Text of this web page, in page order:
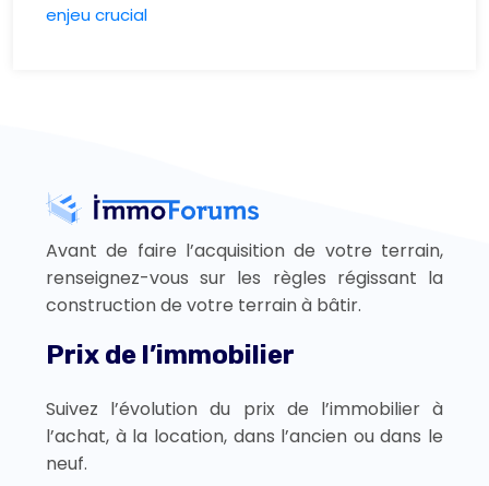
enjeu crucial
Avant de faire l’acquisition de votre terrain,
renseignez-vous sur les règles régissant la
construction de votre terrain à bâtir.
Prix de l’immobilier
Suivez l’évolution du prix de l’immobilier à
l’achat, à la location, dans l’ancien ou dans le
neuf.